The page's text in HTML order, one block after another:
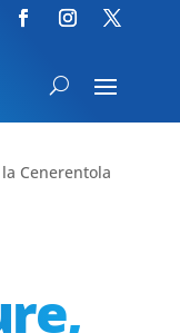
Cenerentola